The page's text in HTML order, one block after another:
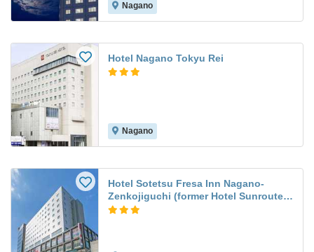
Nagano
Hotel Nagano Tokyu Rei
Nagano
Hotel Sotetsu Fresa Inn Nagano-
Zenkojiguchi (former Hotel Sunroute
Nagano)